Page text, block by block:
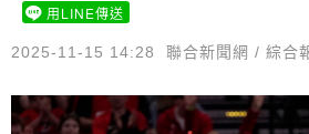
2025-11-15 14:28 聯合新聞網 / 綜合
用LINE傳送